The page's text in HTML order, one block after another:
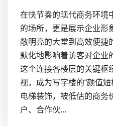
在快节奏的现代商务环境
的场所，更是展示企业形
敞明亮的大堂到高效便捷
默化地影响着访客对企业
这个连接各楼层的关键枢
视，成为写字楼的“颜值
电梯装饰，被低估的商务
户、合作伙...